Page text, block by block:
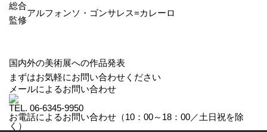
総合
監修
アルフォンソ・ゴンサレス=カレーロ
国内外の美術展への作品発表
まずはお気軽にお問い合わせください
メールによるお問い合わせ
TEL. 06-6345-9950
お電話によるお問い合わせ（10：00～18：00／土日祝を除
く）